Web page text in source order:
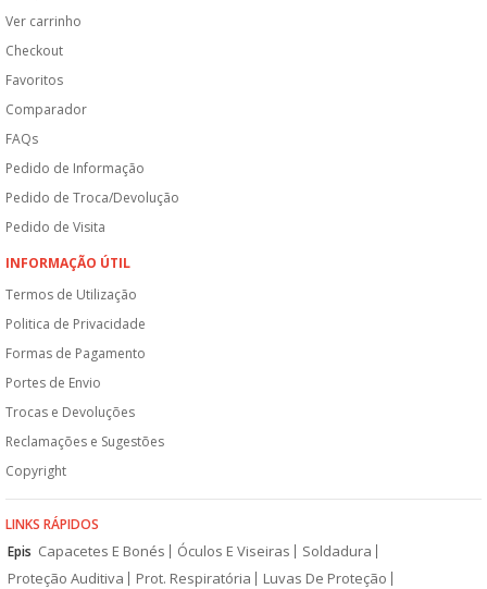
Ver carrinho
Checkout
Favoritos
Comparador
FAQs
Pedido de Informação
Pedido de Troca/Devolução
Pedido de Visita
INFORMAÇÃO ÚTIL
Termos de Utilização
Politica de Privacidade
Formas de Pagamento
Portes de Envio
Trocas e Devoluções
Reclamações e Sugestões
Copyright
LINKS RÁPIDOS
Epis Capacetes E Bonés Óculos E Viseiras
Soldadura
Proteção Auditiva
Prot. Respiratória
Luvas De Proteção